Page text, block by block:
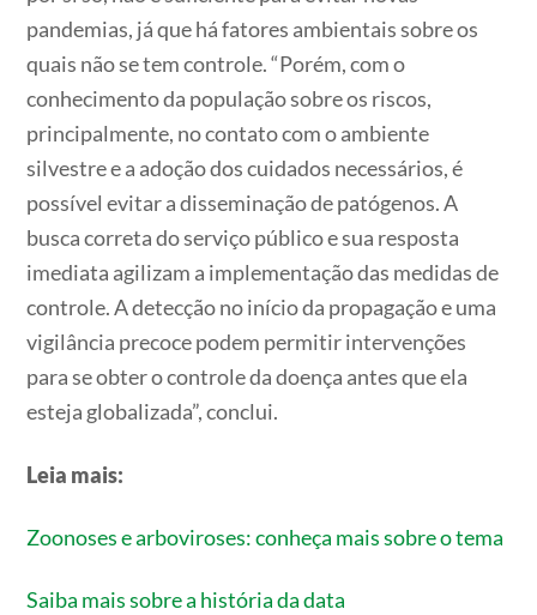
pandemias, já que há fatores ambientais sobre os
quais não se tem controle. “Porém, com o
conhecimento da população sobre os riscos,
principalmente, no contato com o ambiente
silvestre e a adoção dos cuidados necessários, é
possível evitar a disseminação de patógenos. A
busca correta do serviço público e sua resposta
imediata agilizam a implementação das medidas de
controle. A detecção no início da propagação e uma
vigilância precoce podem permitir intervenções
para se obter o controle da doença antes que ela
esteja globalizada”, conclui.
Leia mais:
Zoonoses e arboviroses: conheça mais sobre o tema
Saiba mais sobre a história da data